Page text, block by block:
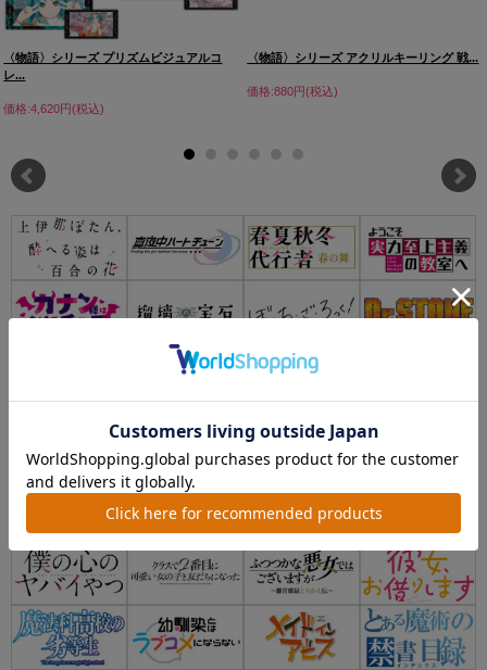
〈物語〉シリーズ プリズムビジュアルコ
レ...
価格:4,620円(税込)
〈物語〉シリーズ アクリルキーリング 戦...
価格:880円(税込)